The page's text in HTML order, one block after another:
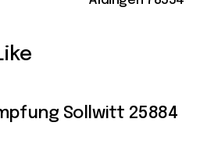
Sollwitt 25884